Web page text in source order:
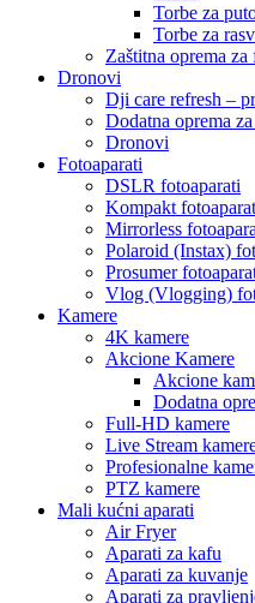
Torbe za
Torbe za
Zaštitna oprema za
Dronovi
Dji care refresh –
Dodatna oprema
Dronovi
Fotoaparati
DSLR fotoaparati
Kompakt
Mirrorless
Polaroid (Instax)
Prosumer
Vlog (Vlogging)
Kamere
4K kamere
Akcione Kamere
Akcione
Dodatna
Full-HD kamere
Live Stream
Profesionalne
PTZ kamere
Mali kućni aparati
Air Fryer
Aparati za kafu
Aparati za kuvanje
Aparati za